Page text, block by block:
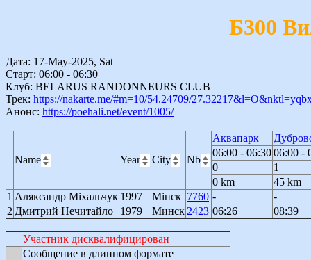
Б300
Дата: 17-May-2025, Sat
Старт: 06:00 - 06:30
Клуб: BELARUS RANDONNEURS CLUB
Трек: https://nakarte.me/#m=10/54.24709/
Анонс: https://poehali.net/event/1005/
Name Year City Nb
Аквапарк
06:00 - 06:3006:00 -
0
1
0 km
45 km
1 Аляксандр Міхальчук 1997 Мінск 7760 -
-
2 Дмитрий Нечитайло 1979 Минск 2423 06:26 08:39
Участник дисквалифицирован
Сообщение в длинном формате